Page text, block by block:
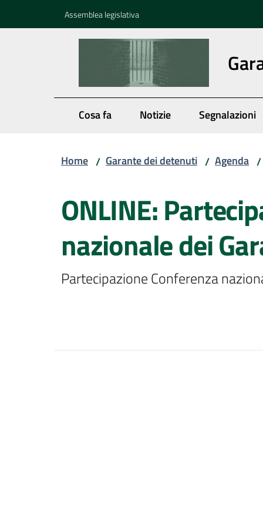
Assemblea legislativa
Cosa fa Notizie Segnalazioni
Home / Garante dei detenuti / Agenda /
ONLINE:
nazionale dei
Partecipazione Conferenza